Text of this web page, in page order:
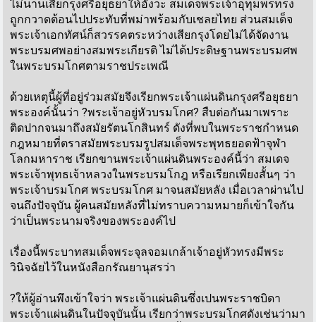
ไม่นานเสียกรุงศรีอยุธยาให้อังวะ สมเด็จพระเจ้าอุทุมพรทรง
ถูกกวาดต้อนไปประทับที่พม่าพร้อมกับเชลยไทย ส่วนสมเด็จ
พระเจ้าเอกทัศน์ก็สวรรคตระหว่างเสียกรุงโดยไม่ได้จัดงาน
พระบรมศพอย่างสมพระเกียรติ ไม่ได้ประดิษฐานพระบรมศพ
ในพระบรมโกศตามราชประเพณี
ด้วยเหตุนี้ผู้ที่อยู่ร่วมสมัยจึงเรียกพระเจ้าแผ่นดินกรุงศรีอยุธยา
พระองค์นั้นว่า ?พระเจ้าอยู่หัวบรมโกศ? สืบต่อกันมาเพราะ
ติดปากจนมาถึงสมัยรัตนโกสินทร์ ดังที่พบในพระราชกำหนด
กฎหมายที่ตราสมัยพระบรมรูปสมเด็จพระพุทธยอดฟ้าจุฬา
โลกมหาราช เรียกขานพระเจ้าแผ่นดินพระองค์นี้ว่า สมเดจ
พระเจ้าพุทธเจ้าหลวงในพระบรมโกฎ หรือเรียกเพียงสั้นๆ ว่า
พระเจ้าบรมโกศ พระบรมโกศ มาจนสมัยหลัง เมื่อเวลาผ่านไป
จนถึงปัจจุบัน ผู้คนสมัยหลังที่ไม่ทราบความหมายก็เข้าใจกัน
ว่าเป็นพระนามจริงของพระองค์ไป
เรื่องนี้พระบาทสมเด็จพระจุลจอมเกล้าเจ้าอยู่หัวทรงมีพระ
วินิจฉัยไว้ในหนังสือกรัณยานุสรว่า
?ให้ผู้อ่านพึงเข้าใจว่า พระเจ้าแผ่นดินซึ่งเปนพระราชบิดา
พระเจ้าแผ่นดินในปัจจุบันนั้น เรียกว่าพระบรมโกศดังเช่นว่ามา